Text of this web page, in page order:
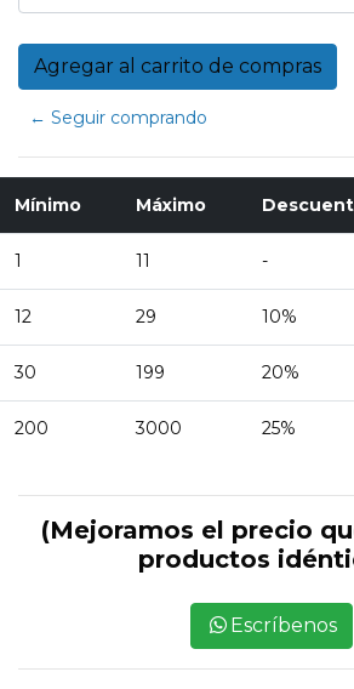
← Seguir comprando
Mínimo Máximo
1 11 -
12 29 10%
30 199 20%
200 3000 25%
(Mejoramos el precio
productos
Escríbenos